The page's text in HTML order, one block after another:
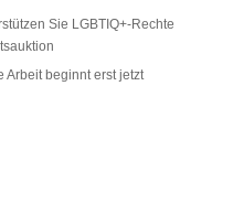
Sie LGBTIQ+-Rechte
Arbeit beginnt erst jetzt